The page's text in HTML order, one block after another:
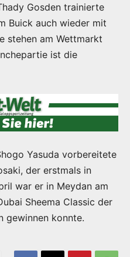
Gosden trainierte
Buick auch wieder mit
stehen am Wettmarkt
ist die
Yasuda vorbereitete
der erstmals in
war er in Meydan am
Sheema Classic der
gewinnen konnte.